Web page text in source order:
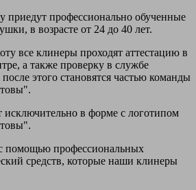
приедут профессионально обученные
в возрасте от 24 до 40 лет.
все клинеры проходят аттестацию в
а также проверку в службе
этого становятся частью команды
в форме с логотипом
помощью профессиональных
средств, которые наши клинеры